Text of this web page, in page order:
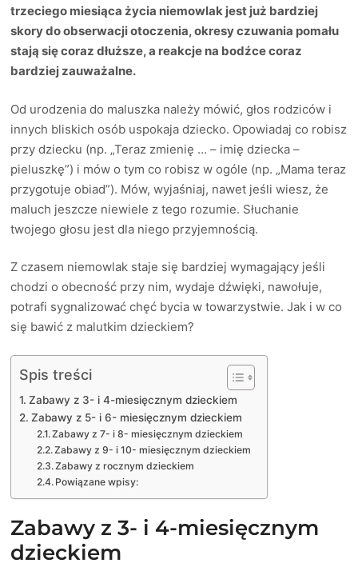
trzeciego miesiąca życia niemowlak jest już bardziej
skory do obserwacji otoczenia, okresy czuwania pomału
stają się coraz dłuższe, a reakcje na bodźce coraz
bardziej zauważalne.
Od urodzenia do maluszka należy mówić, głos rodziców i
innych bliskich osób uspokaja dziecko. Opowiadaj co robisz
przy dziecku (np. „Teraz zmienię … – imię dziecka –
pieluszkę”) i mów o tym co robisz w ogóle (np. „Mama teraz
przygotuje obiad”). Mów, wyjaśniaj, nawet jeśli wiesz, że
maluch jeszcze niewiele z tego rozumie. Słuchanie
twojego głosu jest dla niego przyjemnością.
Z czasem niemowlak staje się bardziej wymagający jeśli
chodzi o obecność przy nim, wydaje dźwięki, nawołuje,
potrafi sygnalizować chęć bycia w towarzystwie. Jak i w co
się bawić z malutkim dzieckiem?
Spis treści
Zabawy z 3- i 4-miesięcznym dzieckiem
Zabawy z 5- i 6- miesięcznym dzieckiem
Zabawy z 7- i 8- miesięcznym dzieckiem
Zabawy z 9- i 10- miesięcznym dzieckiem
Zabawy z rocznym dzieckiem
Powiązane wpisy:
Zabawy z 3- i 4-miesięcznym
dzieckiem